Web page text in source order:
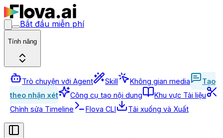
Bắt đầu miễn phí
Tính năng
Trò chuyện với Agent Skill Không gian media
Tạo
theo nhận xét
Công cụ tạo nội dung
Khu vực Tài liệu
Chỉnh sửa Timeline
Flova CLI Tải xuống và Xuất